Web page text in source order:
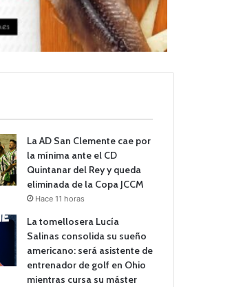
La AD San Clemente cae por
la mínima ante el CD
Quintanar del Rey y queda
eliminada de la Copa JCCM
Hace 11 horas
La tomellosera Lucía
Salinas consolida su sueño
americano: será asistente de
entrenador de golf en Ohio
mientras cursa su máster